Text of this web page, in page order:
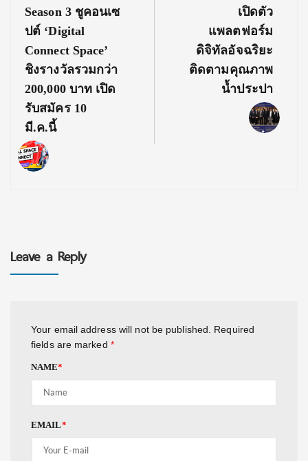
Season 3 ชูคอนเซ
ปต์ ‘Digital
Connect Space’
ชิงรางวัลรวมกว่า
200,000 บาท เปิด
รับสมัคร 10
มี.ค.นี้
เปิดตัว
แพลตฟอร์ม
ดิจิทัลอัจฉริยะ
ติดตามคุณภาพ
น้ำประปา
Leave a Reply
Your email address will not be published.
Required
fields are marked *
NAME*
EMAIL*